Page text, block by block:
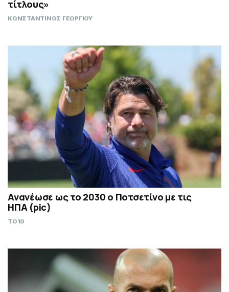
τίτλους»
ΚΩΝΣΤΑΝΤΙΝΟΣ ΓΕΩΡΓΙΟΥ
Ανανέωσε ως το 2030 ο Ποτσετίνο με τις
ΗΠΑ (pic)
TO10